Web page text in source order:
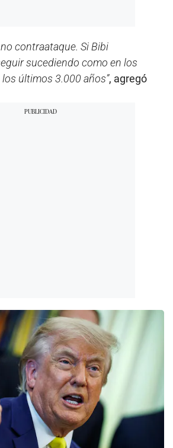
contraataque. Si Bibi
sucediendo como en los
últimos 3.000 años”, agregó